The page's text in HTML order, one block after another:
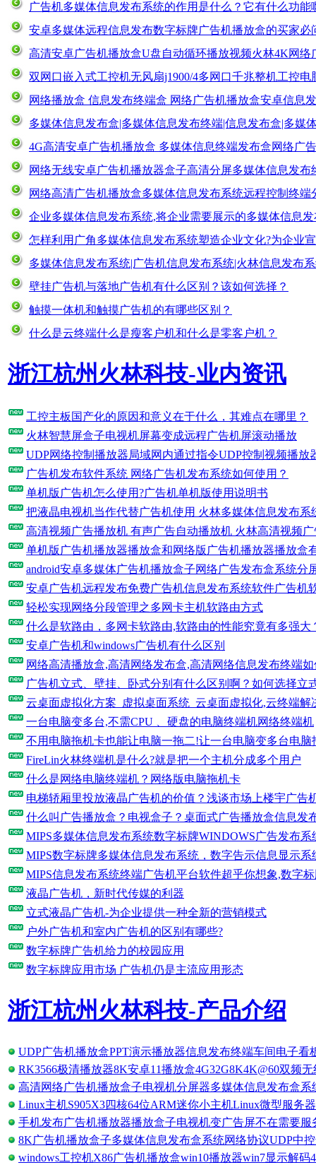
广告机多媒体信息发布系统的作用是什么？它有什么功能
安卓多媒体远程信息发布数字标牌广告机播放盒的买家必
高清安卓广告机播放盒U盘自动循环播放视频火林4K网络
双网口嵌入式工控机无风扇j1900/4多网口千兆整机工控
网络播放盒 信息发布终端盒 网络广告机播放盒安卓信息
多媒体信息发布盒|多媒体信息发布终端|信息发布盒|多媒
4G高清安卓广告机播放盒 多媒体信息终端发布盒网络广
网络无线安卓广告机播放器盒子高清分屏多媒体信息发布
网络高清广告机播放盒多媒体信息发布系统远程控制终端
企业多媒体信息发布系统,将企业需要展示的多媒体信息
怎样利用广角多媒体信息发布系统塑造企业文化?为企业
多媒体信息发布系统|广告机信息发布系统|火林信息发布
壁挂广告机与落地广告机有什么区别？该如何选择？
触摸一体机和触摸广告机的有哪些区别？
什么是云终端什么是瘦客户机和什么是零客户机？
浙江杭州火林科技-业内资讯
工控主板国产化的原因和意义在于什么，其难点在哪里？
火林智慧屏盒子电视机屏幕变成远程广告机屏滚动播放
UDP网络控制播放器局域网内通过指令UDP控制视频播放
广告机发布软件系统 网络广告机发布系统如何使用？
单机版广告机怎么使用?广告机单机版使用说明书
把液晶电视机当作代替广告机使用 火林多媒体信息发布系
高清视频广告播放机 有声广告自动播放机 火林高清视频广
单机版广告机播放器播放盒和网络版广告机播放器播放盒
android安卓多媒体广告机播放盒子网络广告发布盒系统分
安卓广告机远程发布免费广告机信息发布系统软件广告机
轻松实现网络分段管理之多网卡主机软路由方式
什么是软路由，多网卡软路由,软路由的性能究竟有多强大
安卓广告机和windows广告机有什么区别
网络高清播放盒,高清网络发布盒,高清网络信息发布终端如
广告机立式、壁挂、卧式分别有什么区别啊？如何选择立
云桌面虚拟化方案_虚拟桌面系统_云桌面虚拟化,云终端解
一台电脑变多台,不需CPU 、硬盘的电脑终端机网络终端机
不用电脑拖机卡也能让电脑一拖二!让一台电脑变多台电脑
FireLin火林终端机是什么?就是把一个主机分成多个用户
什么是网络电脑终端机？网络版电脑拖机卡
电梯轿厢里投放液晶广告机的价值？浅谈市场上楼宇广告
什么叫广告播放盒？电视盒子？桌面式广告播放盒信息发
MIPS多媒体信息发布系统数字标牌WINDOWS广告发布系
MIPS数字标牌多媒体信息发布系统，数字告示信息显示系
MIPS信息发布系统终端广告机平台软件超乎你想象,数字
液晶广告机，新时代传媒的利器
立式液晶广告机-为企业提供一种全新的营销模式
户外广告机和室内广告机的区别有哪些?
数字标牌广告机给力的校园应用
数字标牌应用市场 广告机仍是主流应用形态
浙江杭州火林科技-产品介绍
UDP广告机播放盒PPT演示播放器信息发布终端车间电子看
RK3566极清播放器8K安卓11播放盒4G32G8K4K@60双频无
高清网络广告机播放盒子电视机分屏器多媒体信息发布盒系
Linux主机S905X3四核64位ARM迷你小主机Linux微型服务
手机发布广告机播放器播放盒子电视机变广告屏不在需要服
8K广告机播放盒子多媒体信息发布盒系统网络协议UDP中
windows工控机X86广告机播放盒win10播放器win7显示解码